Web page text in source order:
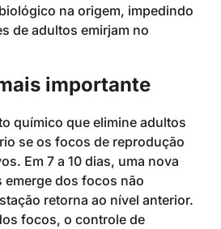
na origem, impedindo
de adultos emirjam no
importante
químico que elimine adultos
se os focos de reprodução
Em 7 a 10 dias, uma nova
emerge dos focos não
retorna ao nível anterior.
focos, o controle de